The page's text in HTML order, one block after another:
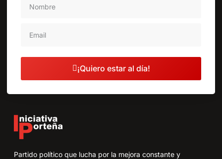
¡Quiero estar al día!
Partido político que lucha por la mejora constante y